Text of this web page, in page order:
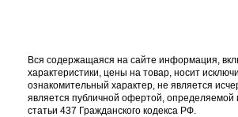
Вся содержащаяся на сайте информация,
характеристики, цены на товар, носит
ознакомительный характер, не является
является публичной офертой,
статьи 437 Гражданского кодекса РФ.